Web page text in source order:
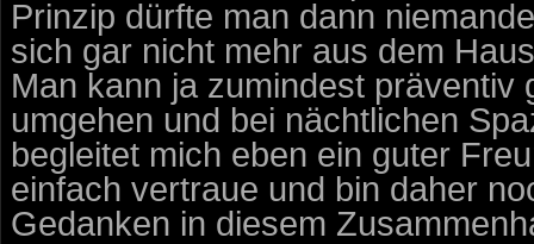
Prinzip dürfte man dann
sich gar nicht mehr aus dem
Man kann ja zumindest präventiv
umgehen und bei nächtlichen
begleitet mich eben ein guter
einfach vertraue und bin daher
Gedanken in diesem